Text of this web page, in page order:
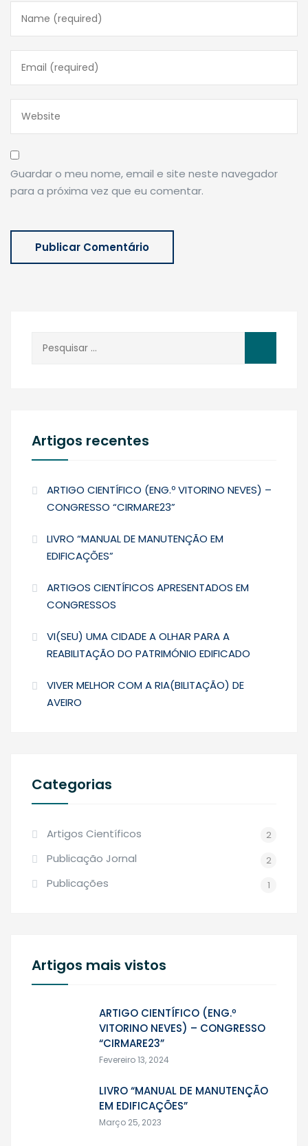
Guardar o meu nome, email e site neste navegador
para a próxima vez que eu comentar.
Artigos recentes
ARTIGO CIENTÍFICO (ENG.º VITORINO NEVES) –
CONGRESSO “CIRMARE23”
LIVRO “MANUAL DE MANUTENÇÃO EM
EDIFICAÇÕES”
ARTIGOS CIENTÍFICOS APRESENTADOS EM
CONGRESSOS
VI(SEU) UMA CIDADE A OLHAR PARA A
REABILITAÇÃO DO PATRIMÓNIO EDIFICADO
VIVER MELHOR COM A RIA(BILITAÇÃO) DE
AVEIRO
Categorias
Artigos Científicos 2
Publicação Jornal 2
Publicações 1
Artigos mais vistos
ARTIGO CIENTÍFICO (ENG.º
VITORINO NEVES) – CONGRESSO
“CIRMARE23”
Fevereiro 13, 2024
LIVRO “MANUAL DE MANUTENÇÃO
EM EDIFICAÇÕES”
Março 25, 2023